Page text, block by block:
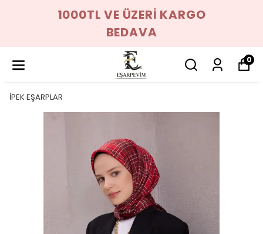
1000TL VE ÜZERİ KARGO
BEDAVA
0
İPEK EŞARPLAR